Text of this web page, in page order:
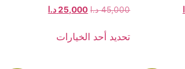
45,000 د.ا 25,000 د.ا
تحديد أحد الخيارات